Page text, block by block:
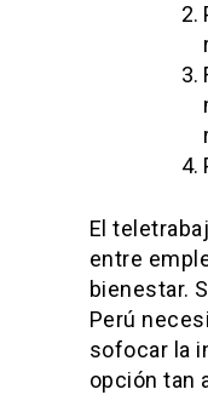
El
entre
bienestar.
Perú
sofocar la
opción tan